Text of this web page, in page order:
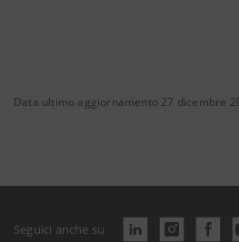
Data ultimo aggiornamento 27 dicembre
Seguici anche su